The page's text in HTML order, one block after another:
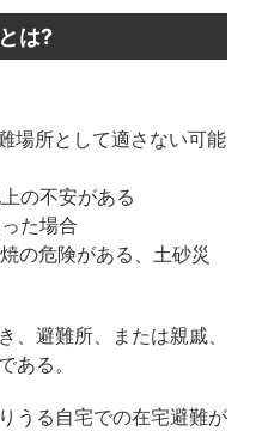
は?
場所として適さない可能
の不安がある
た場合
の危険がある、土砂災
、避難所、または親戚、
ある。
うる自宅での在宅避難が